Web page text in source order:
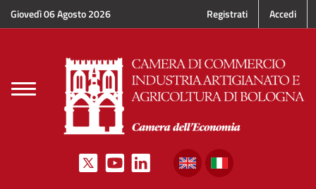
Salta al contenuto principale
Giovedì 06 Agosto 2026 Registrati Accedi
Toggle
navigation